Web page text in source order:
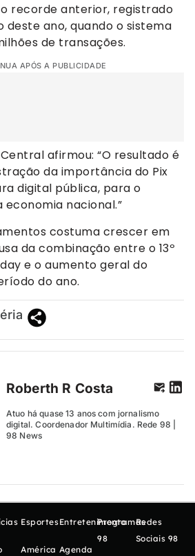
recorde anterior, registrado
deste ano, quando o sistema
de transações.
APÓS A PUBLICIDADE
afirmou: “O resultado é
da importância do Pix
digital pública, para o
nacional.”
costuma crescer em
da combinação entre o 13º
e o aumento geral do
do ano.
Roberth R Costa
Atuo há quase 13 anos com jornalismo
digital. Coordenador Multimídia. Rede 98 |
98 News
Esportes
América
Entretenimento
Agenda
Programas
98
Redes
Sociais 98